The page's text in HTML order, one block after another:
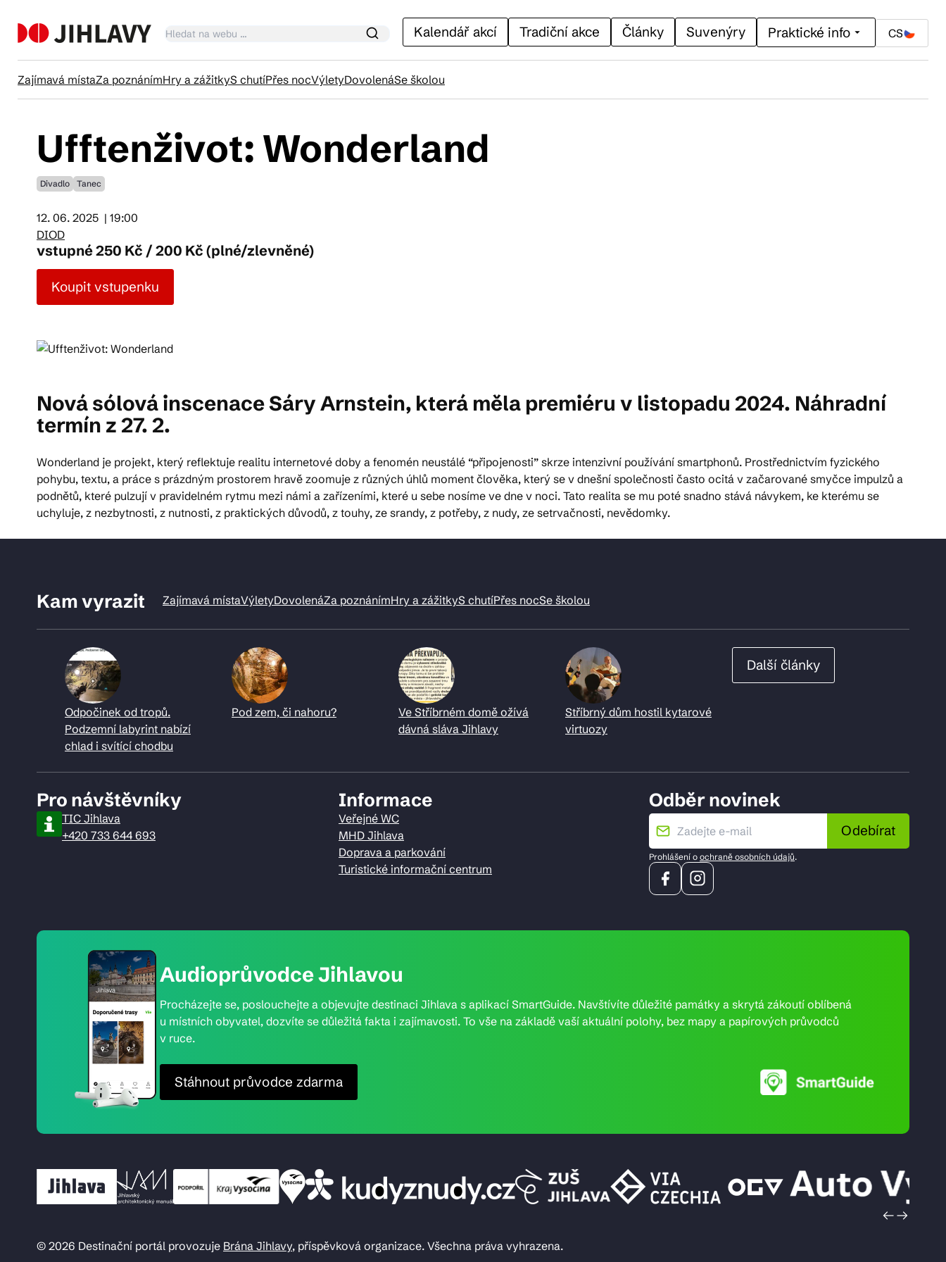
Kalendář akcí Tradiční akce Články Suvenýry Praktické info CS
Zajímavá místaZa poznánímHry a zážitkyS chutíPřes nocVýletyDovolenáSe školou
Kalendář akcí
Články
Kam vyrazit
CS EN DE
Ufftenživot: Wonderland
Divadlo Tanec
12. 06. 2025 | 19:00
DIOD
vstupné 250 Kč / 200 Kč (plné/zlevněné)
Koupit vstupenku
Nová sólová inscenace Sáry Arnstein, která měla premiéru v listopadu 2024. Náhradní
termín z 27. 2.
Wonderland je projekt, který reflektuje realitu internetové doby a fenomén neustálé “připojenosti” skrze intenzivní používání smartphonů. Prostřednictvím fyzického
pohybu, textu, a práce s prázdným prostorem hravě zoomuje z různých úhlů moment člověka, který se v dnešní společnosti často ocitá v začarované smyčce impulzů a
podnětů, které pulzují v pravidelném rytmu mezi námi a zařízeními, které u sebe nosíme ve dne v noci. Tato realita se mu poté snadno stává návykem, ke kterému se
uchyluje, z nezbytnosti, z nutnosti, z praktických důvodů, z touhy, ze srandy, z potřeby, z nudy, ze setrvačnosti, nevědomky.
Kam vyrazit Zajímavá místaVýletyDovolenáZa poznánímHry a zážitkyS chutíPřes nocSe školou
Odpočinek od tropů.
Podzemní labyrint nabízí
chlad i svítící chodbu
Pod zem, či nahoru?
Ve Stříbrném domě ožívá
dávná sláva Jihlavy
Stříbrný dům hostil kytarové
virtuozy
Další články
Pro návštěvníky
TIC Jihlava
+420 733 644 693
Informace
Veřejné WC
MHD Jihlava
Doprava a parkování
Turistické informační centrum
Odběr novinek
Odebírat
Prohlášení o ochraně osobních údajů.
Audioprůvodce Jihlavou
Procházejte se, poslouchejte a objevujte destinaci Jihlava s aplikací SmartGuide. Navštívíte důležité památky a skrytá zákoutí oblíbená
u místních obyvatel, dozvíte se důležitá fakta i zajímavosti. To vše na základě vaší aktuální polohy, bez mapy a papírových průvodců
v ruce.
Stáhnout průvodce zdarma
© 2026 Destinační portál provozuje Brána Jihlavy, příspěvková organizace. Všechna práva vyhrazena.